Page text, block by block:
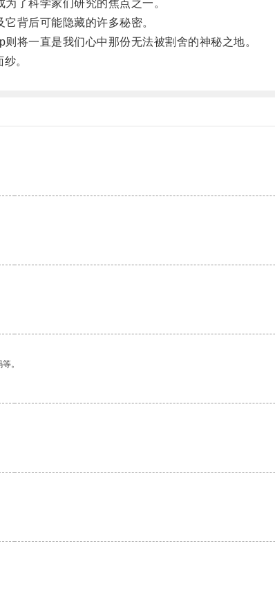
了科学家们研究的焦点之一。
背后可能隐藏的许多秘密。
一直是我们心中那份无法被割舍的神秘之地。
。
。